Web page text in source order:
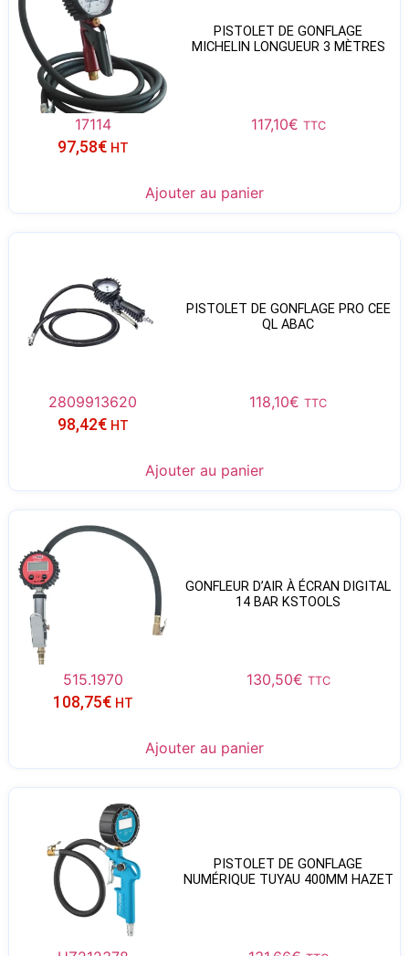
PISTOLET DE GONFLAGE
MICHELIN LONGUEUR 3 MÈTRES
17114 117,10€ TTC
97,58€ HT
Ajouter au panier
PISTOLET DE GONFLAGE PRO CEE
QL ABAC
2809913620 118,10€ TTC
98,42€ HT
Ajouter au panier
GONFLEUR D’AIR À ÉCRAN DIGITAL
14 BAR KSTOOLS
515.1970 130,50€ TTC
108,75€ HT
Ajouter au panier
PISTOLET DE GONFLAGE
NUMÉRIQUE TUYAU 400MM HAZET